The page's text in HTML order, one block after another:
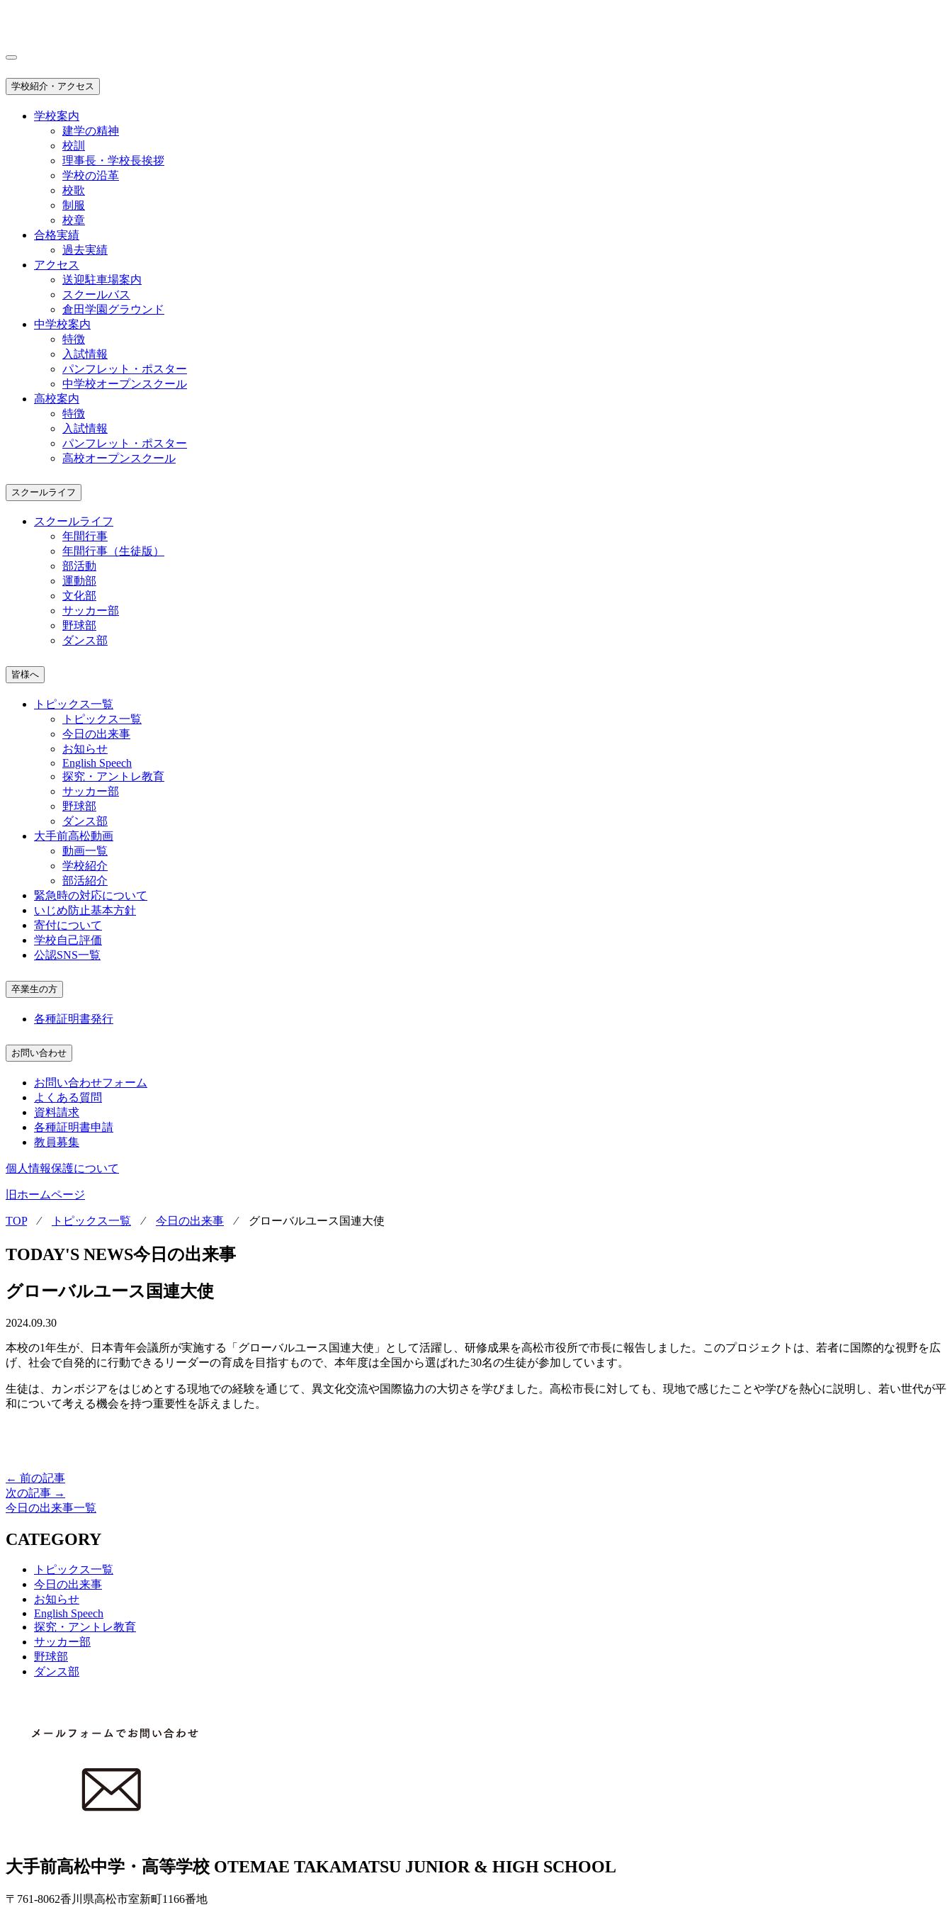
学校紹介・アクセス
学校案内
建学の精神
校訓
理事長・学校長挨拶
学校の沿革
校歌
制服
校章
合格実績
過去実績
アクセス
送迎駐車場案内
スクールバス
倉田学園グラウンド
中学校案内
特徴
入試情報
パンフレット・ポスター
中学校オープンスクール
高校案内
特徴
入試情報
パンフレット・ポスター
高校オープンスクール
スクールライフ
スクールライフ
年間行事
年間行事（生徒版）
部活動
運動部
文化部
サッカー部
野球部
ダンス部
皆様へ
トピックス一覧
トピックス一覧
今日の出来事
お知らせ
English Speech
探究・アントレ教育
サッカー部
野球部
ダンス部
大手前高松動画
動画一覧
学校紹介
部活紹介
緊急時の対応について
いじめ防止基本方針
寄付について
学校自己評価
公認SNS一覧
卒業生の方
各種証明書発行
お問い合わせ
お問い合わせフォーム
よくある質問
資料請求
各種証明書申請
教員募集
個人情報保護について
旧ホームページ
TOP⁄ トピックス一覧 ⁄ 今日の出来事 ⁄ グローバルユース国連大使
TODAY'S NEWS今日の出来事
グローバルユース国連大使
2024.09.30
本校の1年生が、日本青年会議所が実施する「グローバルユース国連大使」として活躍し、研修成果を高松市役所で市長に報告しました。このプロジェクトは、若者に国際的な視野を広
げ、社会で自発的に行動できるリーダーの育成を目指すもので、本年度は全国から選ばれた30名の生徒が参加しています。
生徒は、カンボジアをはじめとする現地での経験を通じて、異文化交流や国際協力の大切さを学びました。高松市長に対しても、現地で感じたことや学びを熱心に説明し、若い世代が平
和について考える機会を持つ重要性を訴えました。
← 前の記事
次の記事 →
今日の出来事一覧
CATEGORY
トピックス一覧
今日の出来事
お知らせ
English Speech
探究・アントレ教育
サッカー部
野球部
ダンス部
大手前高松中学・高等学校 OTEMAE TAKAMATSU JUNIOR & HIGH SCHOOL
〒761-8062香川県高松市室新町1166番地